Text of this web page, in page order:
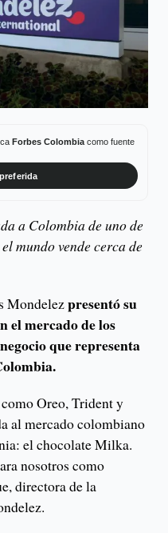
Forbes Colombiacomo fuente
a Colombia de uno de
mundo vende cerca de
Mondelezpresentó su
el mercado de los
que representa
Oreo, Trident y
al mercado colombiano
el chocolate Milka.
nosotros como
directora de la